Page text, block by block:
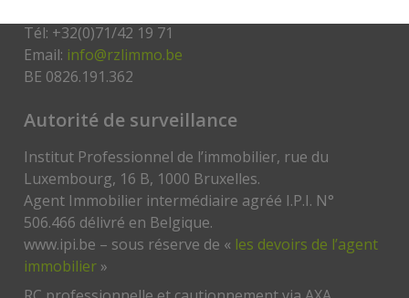
Tél: +32(0)71/42 19 71
Email: info@rzlimmo.be
BE 0826.191.362
Autorité de surveillance
Institut Professionnel de l’immobilier, rue du
Luxembourg, 16 B, 1000 Bruxelles.
Agent Immobilier intermédiaire agréé I.P.I. N°
506.466 délivré en Belgique.
www.ipi.be – sous réserve de « les devoirs de l’agent
immobilier »